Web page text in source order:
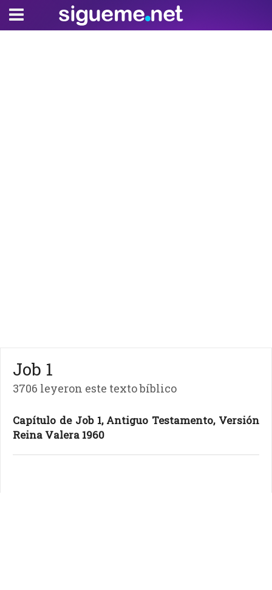
Job 1
3706 leyeron este texto bíblico
Capítulo de Job 1, Antiguo Testamento, Versión
Reina Valera 1960